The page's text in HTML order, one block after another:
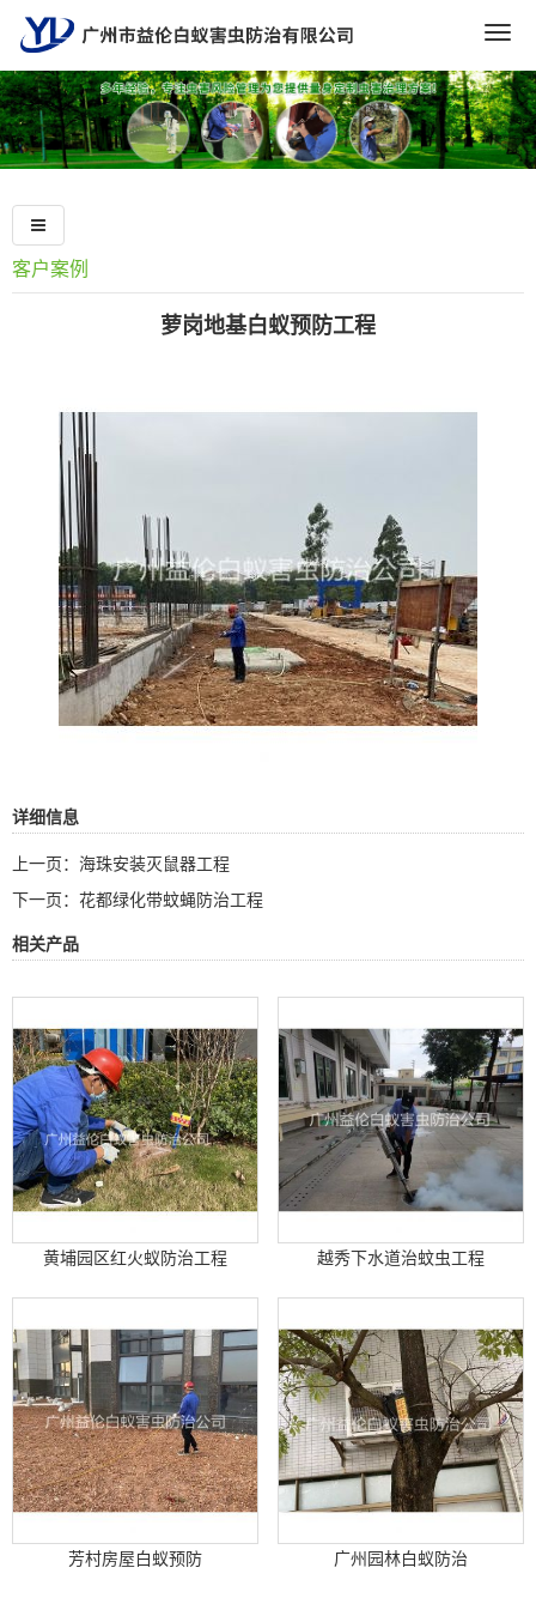
客户案例
萝岗地基白蚁预防工程
详细信息
上一页： 海珠安装灭鼠器工程
下一页： 花都绿化带蚊蝇防治工程
相关产品
黄埔园区红火蚁防治工程 越秀下水道治蚊虫工程
芳村房屋白蚁预防 广州园林白蚁防治